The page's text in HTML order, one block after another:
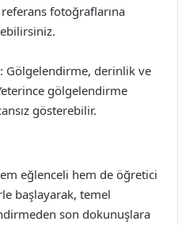
fotoğraflarına
derinlik ve
gölgelendirme
gösterebilir.
eğlenceli hem de öğretici
başlayarak, temel
son dokunuşlara